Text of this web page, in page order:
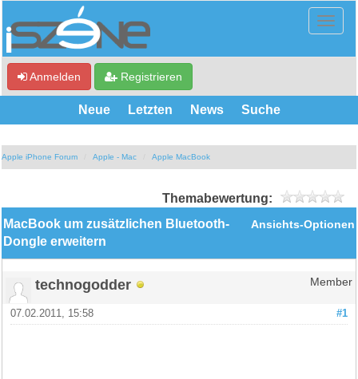
Anmelden Registrieren
Neue Letzten News Suche
Apple iPhone Forum Apple - Mac Apple MacBook
Themabewertung:
Ansichts-Optionen
MacBook um zusätzlichen Bluetooth-
Dongle erweitern
technogodder Member
#1
07.02.2011, 15:58